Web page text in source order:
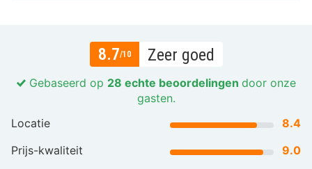
8.7/10 Zeer goed
Gebaseerd op 28 echte beoordelingen door onze
gasten.
Locatie
8.4
Prijs-kwaliteit
9.0